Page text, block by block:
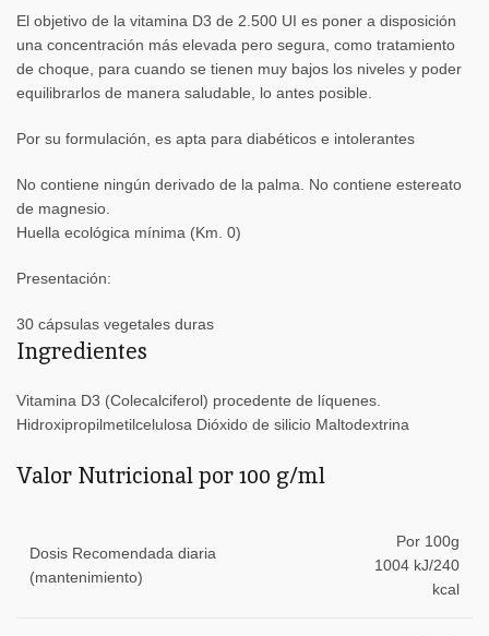
El objetivo de la vitamina D3 de 2.500 UI es poner a disposición
una concentración más elevada pero segura, como tratamiento
de choque, para cuando se tienen muy bajos los niveles y poder
equilibrarlos de manera saludable, lo antes posible.
Por su formulación, es apta para diabéticos e intolerantes
No contiene ningún derivado de la palma. No contiene estereato
de magnesio.
Huella ecológica mínima (Km. 0)
Presentación:
30 cápsulas vegetales duras
Ingredientes
Vitamina D3 (Colecalciferol) procedente de líquenes.
Hidroxipropilmetilcelulosa Dióxido de silicio Maltodextrina
Valor Nutricional por 100 g/ml
Dosis Recomendada diaria
(mantenimiento)
Por 100g
1004 kJ/240
kcal